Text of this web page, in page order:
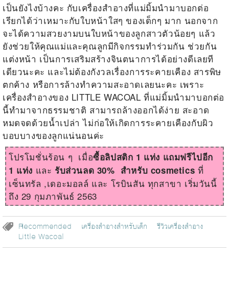
เป็นยังไงบ้างคะ กับเครื่องสำอางที่แม่มิ้มนำมาบอกต่อ
เรียกได้ว่าเหมาะกับใบหน้าใสๆ ของเด็กๆ มาก นอกจาก
จะได้ความสวยงามบนใบหน้าของลูกสาวตัวน้อยๆ แล้ว
ยังช่วยให้คุณแม่และคุณลูกมีกิจกรรมทำร่วมกัน ช่วยกัน
แต่งหน้า เป็นการเสริมสร้างจินตนาการได้อย่างดีเลยที
เดียวนะคะ และไม่ต้องกังวลเรื่องการระคายเคือง สารพิษ
ตกค้าง หรือการล้างทำความสะอาดเลยนะคะ เพราะ
เครื่องสำอางของ LITTLE WACOAL ที่แม่มิ้มนำมาบอกต่อ
นี้ทำมาจากธรรมชาติ สามารถล้างออกได้ง่าย สะอาด
หมดจดด้วยน้ำเปล่า ไม่ก่อให้เกิดการระคายเคืองกับผิว
บอบบางของลูกแน่นอนค่ะ
โปรโมชั่นร้อน ๆ เมื่อซื้อลิปสติก 1 แท่ง แถมฟรีไปอีก
1 แท่ง และ รับส่วนลด 30% สำหรับ cosmetics ที่
เซ็นทรัล ,เดอะมอลล์ และ โรบินสัน ทุกสาขา เริ่มวันนี้
ถึง 29 กุมภาพันธ์ 2563
Recommended เครื่องสำอางสำหรับเด็ก
รีวิวเครื่องสำอาง
Little Wacoal